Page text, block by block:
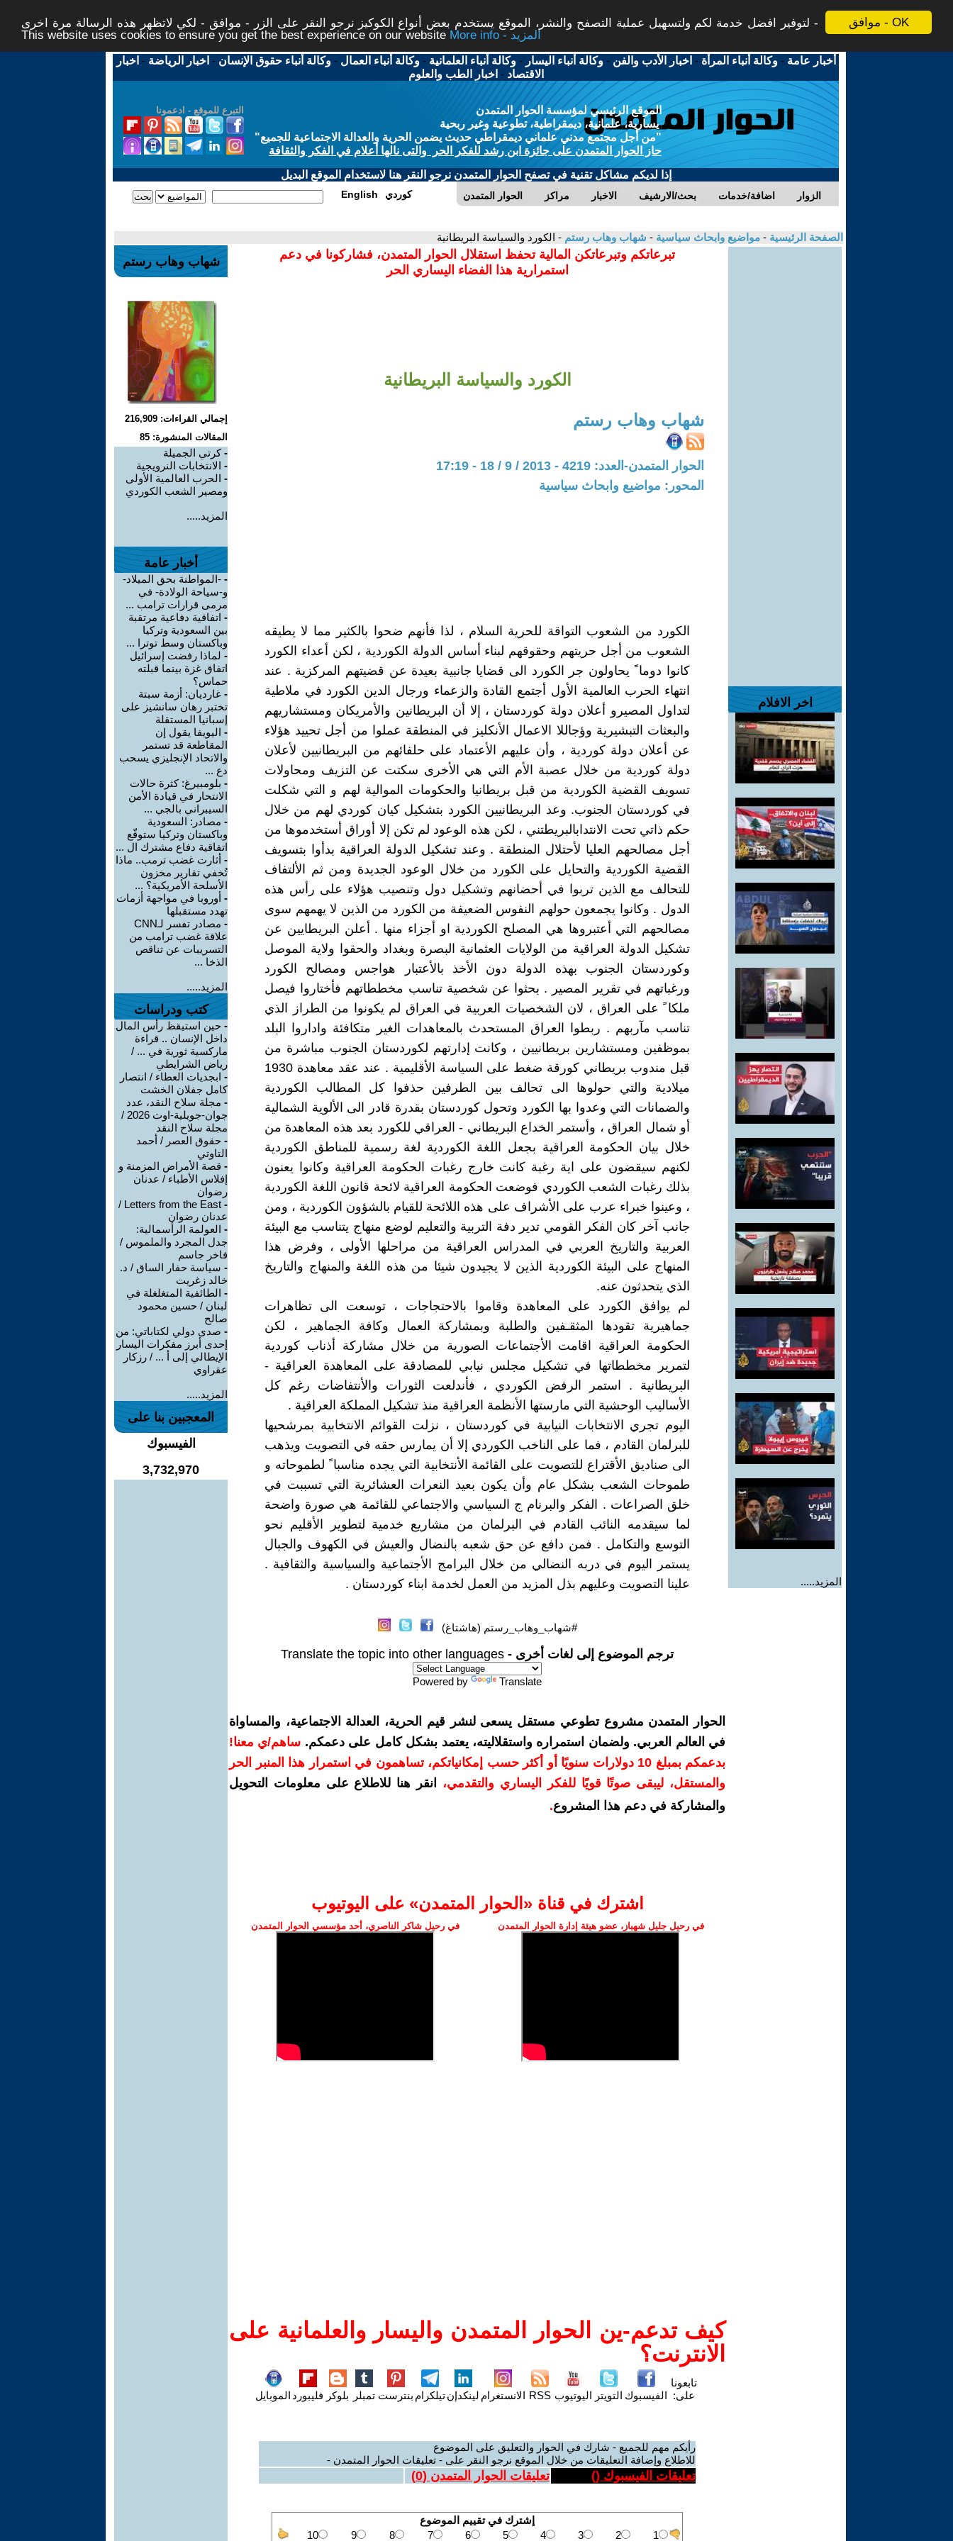
موافق - OK
لتوفير افضل خدمة لكم ولتسهيل عملية التصفح والنشر، الموقع يستخدم بعض أنواع الكوكيز نرجو النقر على الزر - موافق - لكي لاتظهر هذه الرسالة مرة اخرى -
This website uses cookies to ensure you get the best experience on our website
More info - المزيد
أخبار عامة -وكالة أنباء المرأة - اخبار الأدب والفن -وكالة أنباء اليسار -وكالة أنباء العلمانية -وكالة أنباء العمال -وكالة أنباء حقوق الإنسان - اخبار الرياضة - اخبار
الاقتصاد - اخبار الطب والعلوم
التبرع للموقع - ادعمونا
الموقع الرئيسي لمؤسسة الحوار المتمدن
يسارية، علمانية، ديمقراطية، تطوعية وغير ربحية
"من أجل مجتمع مدني علماني ديمقراطي حديث يضمن الحرية والعدالة الاجتماعية للجميع"
حاز الحوار المتمدن على جائزة ابن رشد للفكر الحر والتى نالها أعلام في الفكر والثقافة
إذا لديكم مشاكل تقنية في تصفح الحوار المتمدن نرجو النقر هنا لاستخدام الموقع البديل
الحوار المتمدن مراكز الاخبار بحث/الارشيف اضافة/خدمات الزوار English كوردي
الصفحة الرئيسية - مواضيع وابحاث سياسية - شهاب وهاب رستم - الكورد والسياسة البريطانية
اخر الافلام
المزيد.....
تبرعاتكم وتبرعاتكن المالية تحفظ استقلال الحوار المتمدن، فشاركونا في دعم
استمرارية هذا الفضاء اليساري الحر
الكورد والسياسة البريطانية
شهاب وهاب رستم
الحوار المتمدن-العدد: 4219 - 2013 / 9 / 18 - 17:19
المحور: مواضيع وابحاث سياسية
الكورد من الشعوب التواقة للحرية السلام ، لذا فأنهم ضحوا بالكثير مما لا يطيقه
الشعوب من أجل حريتهم وحقوقهم لبناء أساس الدولة الكوردية ، لكن أعداء الكورد
كانوا دوما ً يحاولون جر الكورد الى قضايا جانبية بعيدة عن قضيتهم المركزية . عند
انتهاء الحرب العالمية الأول أجتمع القادة والزعماء ورجال الدين الكورد في ملاطية
لتداول المصيرو أعلان دولة كوردستان ، إلا أن البريطانين والأمريكان ومستشاريهم
والبعثات التبشيرية وؤجاللا الاعمال الأنكليز في المنطقة عملوا من أجل تحييد هؤلاء
عن أعلان دولة كوردية ، وأن عليهم الأعتماد على حلفائهم من البريطانيين لأعلان
دولة كوردية من خلال عصبة الأم التي هي الأخرى سكتت عن التزيف ومحاولات
تسويف القضية الكوردية من قبل بريطانيا والحكومات الموالية لهم و التي شكلت
في كوردستان الجنوب. وعد البريطانيين الكورد بتشكيل كيان كوردي لهم من خلال
حكم ذاتي تحت الانتدابالبريطتني ، لكن هذه الوعود لم تكن إلا أوراق أستخدموها من
أجل مصالحهم العليا لأحتلال المنطقة . وعند تشكيل الدولة العراقية بدأوا بتسويف
القضية الكوردية والتحايل على الكورد من خلال الوعود الجديدة ومن ثم الألتفاف
للتحالف مع الذين تربوا في أحضانهم وتشكيل دول وتنصيب هؤلاء على رأس هذه
الدول . وكانوا يجمعون حولهم النفوس الضعيفة من الكورد من الذين لا يهمهم سوى
مصالحهم التي أعتبروها هي المصلح الكوردية او أجزاء منها . أعلن البريطايين عن
تشكيل الدولة العراقية من الولايات العثمانية البصرة وبغداد والحقوا ولاية الموصل
وكوردستان الجنوب بهذه الدولة دون الأخذ بالأعتبار هواجس ومصالح الكورد
ورغباتهم في تقرير المصير . بحثوا عن شخصية تناسب مخططاتهم فأختاروا فيصل
ملكا ً على العراق ، لان الشخصيات العربية في العراق لم يكونوا من الطراز الذي
تناسب مآربهم . ربطوا العراق المستحدث بالمعاهدات الغير متكافئة واداروا البلد
بموظفين ومستشارين بريطانيين ، وكانت إدارتهم لكوردستان الجنوب مباشرة من
قبل مندوب بريطاني كورقة ضغط على السياسة الأقليمية . عند عقد معاهدة 1930
ميلادية والتي حولوها الى تحالف بين الطرفين حذفوا كل المطالب الكوردية
والضمانات التي وعدوا بها الكورد وتحول كوردستان بقدرة قادر الى الألوية الشمالية
أو شمال العراق ، وأستمر الخداع البريطاني - العراقي للكورد بعد هذه المعاهدة من
خلال بيان الحكومة العراقية بجعل اللغة الكوردية لغة رسمية للمناطق الكوردية
لكنهم سيقضون على اية رغبة كانت خارج رغبات الحكومة العراقية وكانوا يعنون
بذلك رغبات الشعب الكوردي فوضعت الحكومة العراقية لائحة قانون اللغة الكوردية
، وعينوا خبراء عرب على الأشراف على هذه اللائحة للقيام بالشؤون الكوردية ، ومن
جانب آخر كان الفكر القومي تدير دفة التربية والتعليم لوضع منهاج يتناسب مع البيئة
العربية والتاريخ العربي في المدراس العراقية من مراحلها الأولى ، وفرض هذا
المنهاج على البيئة الكوردية الذين لا يجيدون شيئا من هذه اللغة والمنهاج والتاريخ
الذي يتحدثون عنه.
لم يوافق الكورد على المعاهدة وقاموا بالاحتجاجات ، توسعت الى تظاهرات
جماهيرية تقودها المثقـفين والطلبة وبمشاركة العمال وكافة الجماهير ، لكن
الحكومة العراقية اقامت الأجتماعات الصورية من خلال مشاركة أذناب كوردية
لتمرير مخططاتها في تشكيل مجلس نيابي للمصادقة على المعاهدة العراقية -
البريطانية . استمر الرفض الكوردي ، فأندلعت الثورات والأنتفاضات رغم كل
الأساليب الوحشية التي مارستها الأنظمة العراقية منذ تشكيل المملكة العراقية .
اليوم تجري الانتخابات النيابية في كوردستان ، نزلت القوائم الانتخابية بمرشحيها
للبرلمان القادم ، فما على الناخب الكوردي إلا أن يمارس حقه في التصويت ويذهب
الى صناديق الأقتراع للتصويت على القائمة الأنتخابية التي يجده مناسبا ً لطموحاته و
طموحات الشعب بشكل عام وأن يكون بعيد النعرات العشائرية التي تسببت في
خلق الصراعات . الفكر والبرنام ج السياسي والاجتماعي للقائمة هي صورة واضحة
لما سيقدمه النائب القادم في البرلمان من مشاريع خدمية لتطوير الأقليم نحو
التوسع والتكامل . فمن دافع عن حق شعبه بالنضال والعيش في الكهوف والجبال
يستمر اليوم في دربه النضالي من خلال البرامج الأجتماعية والسياسية والثقافية .
علينا التصويت وعليهم بذل المزيد من العمل لخدمة ابناء كوردستان .
#شهاب_وهاب_رستم (هاشتاغ)
ترجم الموضوع إلى لغات أخرى - Translate the topic into other languages
Powered by Translate
الحوار المتمدن مشروع تطوعي مستقل يسعى لنشر قيم الحرية، العدالة الاجتماعية، والمساواة
في العالم العربي. ولضمان استمراره واستقلاليته، يعتمد بشكل كامل على دعمكم. ساهم/ي معنا!
بدعمكم بمبلغ 10 دولارات سنويًا أو أكثر حسب إمكانياتكم، تساهمون في استمرار هذا المنبر الحر
والمستقل، ليبقى صوتًا قويًا للفكر اليساري والتقدمي،
انقر هنا للاطلاع على معلومات التحويل
والمشاركة في دعم هذا المشروع.
اشترك في قناة ‫«الحوار المتمدن» على اليوتيوب
في رحيل جليل شهباز، عضو هيئة إدارة الحوار المتمدن في رحيل شاكر الناصري، أحد مؤسسي الحوار المتمدن
كيف تدعم-ين الحوار المتمدن واليسار والعلمانية على
الانترنت؟
تابعونا
على: الفيسبوك التويتر اليوتيوب RSS الانستغرام لينكدإنتيلكرام بنترست تمبلر بلوكر فليبورد الموبايل
رأيكم مهم للجميع - شارك في الحوار والتعليق على الموضوع
للاطلاع وإضافة التعليقات من خلال الموقع نرجو النقر على - تعليقات الحوار المتمدن -
تعليقات الفيسبوك () تعليقات الحوار المتمدن (0
)
شهاب وهاب رستم
إجمالي القراءات: 216,909
المقالات المنشورة: 85
-كرتي الجميلة
- الانتخابات النرويجية
- الحرب العالمية الأولى
ومصير الشعب الكوردي
المزيد.....
أخبار عامة
- -المواطنة بحق الميلاد-
و-سياحة الولادة- في
مرمى قرارات ترامب ...
- اتفاقية دفاعية مرتقبة
بين السعودية وتركيا
وباكستان وسط توترا ...
- لماذا رفضت إسرائيل
اتفاق غزة بينما قبلته
حماس؟
- غارديان: أزمة سبتة
تختبر رهان سانشيز على
إسبانيا المستقلة
- اليويفا يقول إن
المقاطعة قد تستمر
والاتحاد الإنجليزي يسحب
دع ...
- بلومبيرغ: كثرة حالات
الانتحار في قيادة الأمن
السيبراني بالجي ...
- مصادر: السعودية
وباكستان وتركيا ستوقّع
اتفاقية دفاع مشترك ال ...
- أثارت غضب ترمب.. ماذا
تُخفي تقارير مخزون
الأسلحة الأمريكية؟ ...
- أوروبا في مواجهة أزمات
تهدد مستقبلها
-
مصادر تفسر لـCNN
علاقة غضب ترامب من
التسريبات عن تناقص
الذخا ...
المزيد.....
كتب ودراسات
- حين استيقظ رأس المال
داخل الإنسان .. قراءة
ماركسية ثورية في ... /
رياض الشرايطي
- ابجديات العطاء / انتصار
كامل جفلان الخشت
- مجلة سلاح النقد، عدد
جوان-جويلية-اوت 2026 /
مجلة سلاح النقد
- حقوق العصر / أحمد
التاوتي
- قصة الأمراض المزمنة و
إفلاس الأطباء / عدنان
رضوان
-
Letters from the East /
عدنان رضوان
- العولمة الرأسمالية:
جدل المجرد والملموس /
فاخر جاسم
- سياسة حفار الساق / د.
خالد زغريت
- الطائفية المتغلغلة في
لبنان / حسين محمود
صالح
- صدى دولي لكتاباتي: من
إحدى أبرز مفكرات اليسار
الإيطالي إلى أ ... / رزكار
عقراوي
المزيد.....
المعجبين بنا على
الفيسبوك
3,732,970